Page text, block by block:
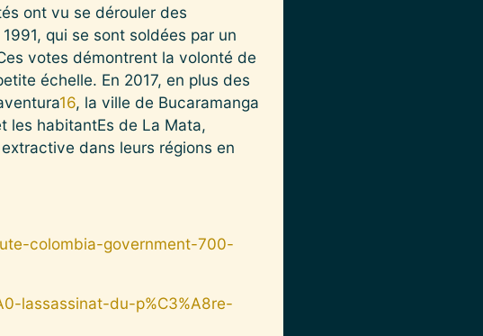
ont vu se dérouler des
qui se sont soldées par un
votes démontrent la volonté de
échelle. En 2017, en plus des
16, la ville de Bucaramanga
les habitantEs de La Mata,
dans leurs régions en
colombia-government-700-
lassassinat-du-p%C3%A8re-